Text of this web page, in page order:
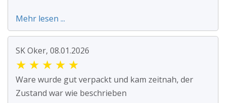
Mehr lesen ...
SK Oker, 08.01.2026
★ ★ ★ ★ ★
Ware wurde gut verpackt und kam zeitnah, der
Zustand war wie beschrieben